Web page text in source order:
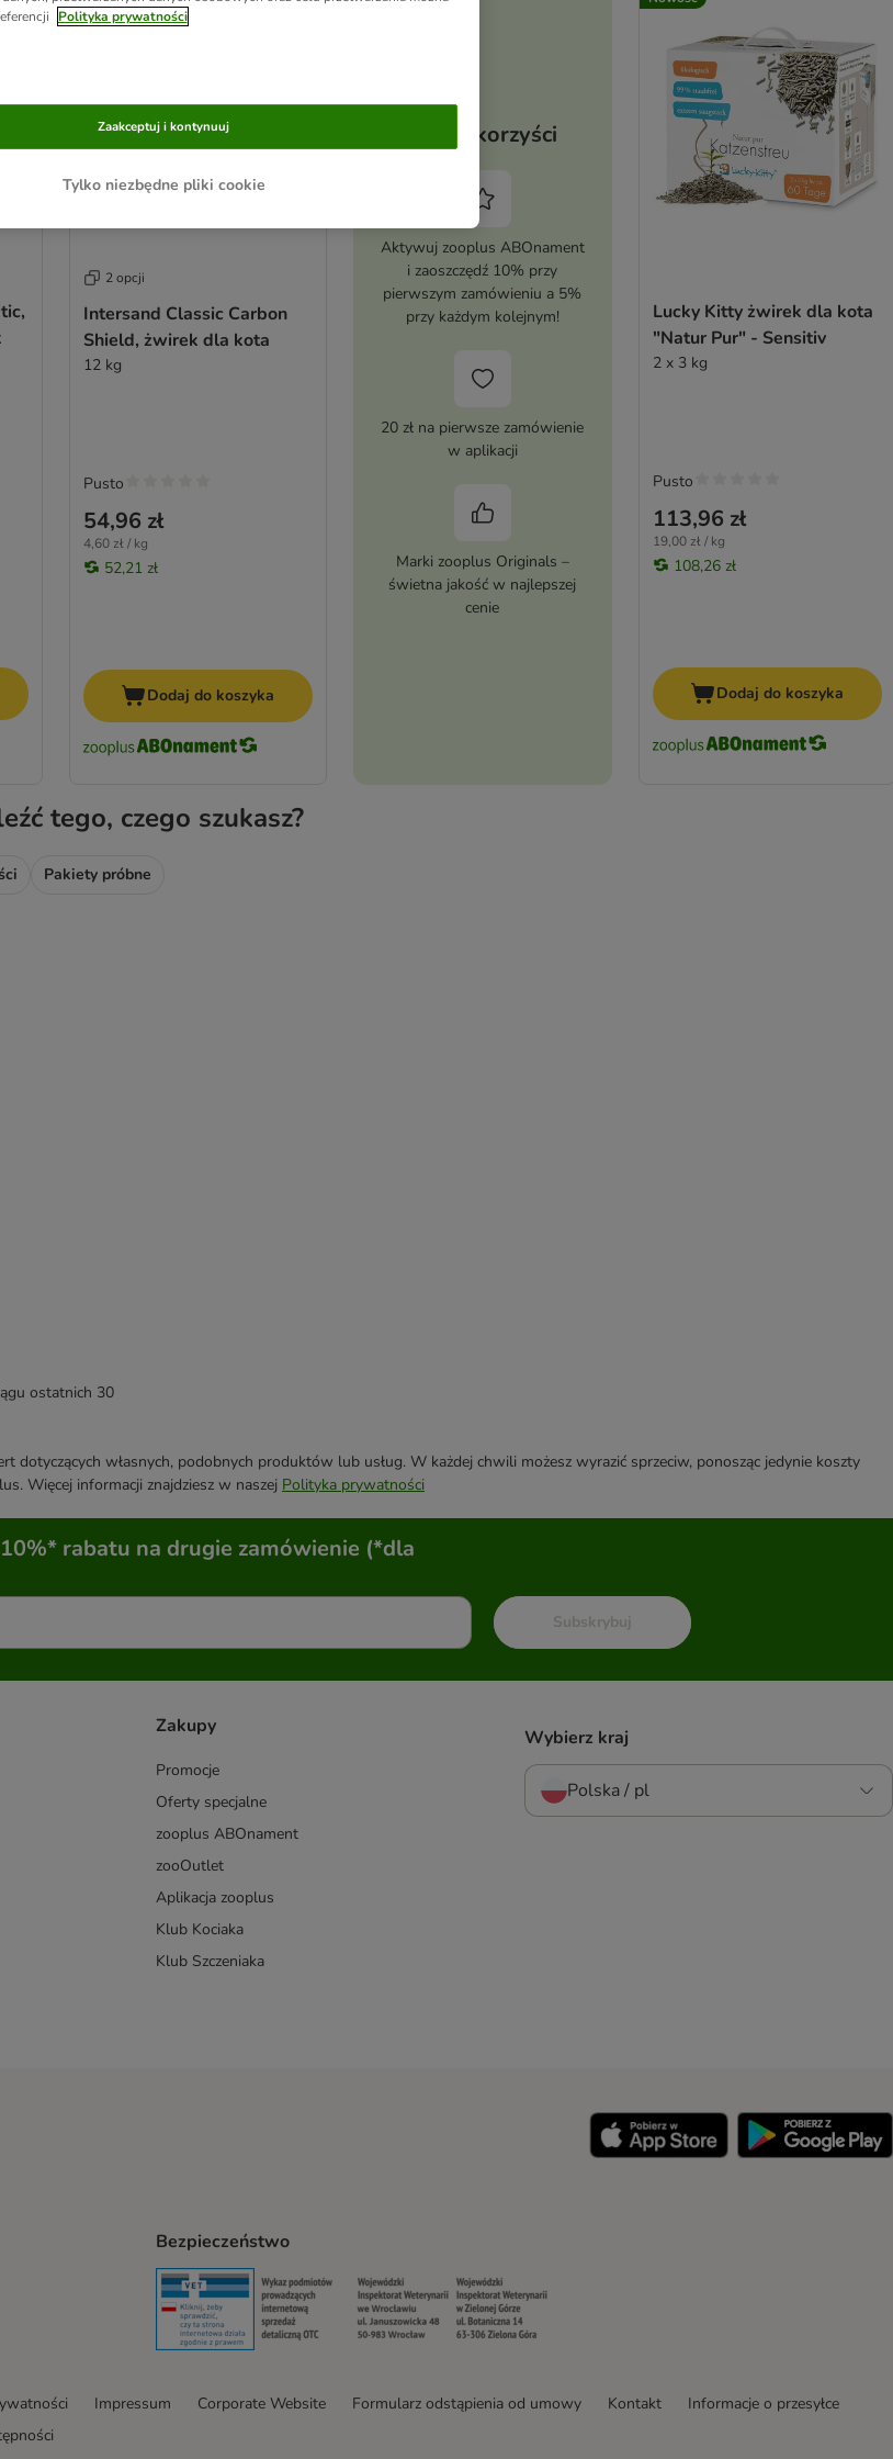
2 opcji
Intersand Classic Carbon
Shield, żwirek dla kota
12 kg
54,96 zł
4,60 zł / kg
52,21 zł
Pusto
Dodaj do koszyka
Twoje korzyści
Aktywuj zooplus ABOnament
i zaoszczędź 10% przy
pierwszym zamówieniu a 5%
przy każdym kolejnym!
20 zł na pierwsze zamówienie
w aplikacji
Marki zooplus Originals –
świetna jakość w najlepszej
cenie
Lucky Kitty żwirek dla kota
"Natur Pur" - Sensitiv
2 x 3 kg
113,96 zł
19,00 zł / kg
108,26 zł
Pusto
Dodaj do koszyka
tego, czego szukasz?
Pakiety próbne
ostatnich 30
własnych, podobnych produktów lub usług. W każdej chwili możesz wyrazić sprzeciw, ponosząc jedynie koszty
Więcej informacji znajdziesz w naszej Polityka prywatności
rabatu na drugie zamówienie (*dla
Subskrybuj
Zakupy
Promocje
Oferty specjalne
zooplus ABOnament
zooOutlet
Aplikacja zooplus
Klub Kociaka
Klub Szczeniaka
Wybierz kraj
Polska / pl
Method
Bezpieczeństwo
Security Security Security
Impressum Corporate Website Formularz odstąpienia od umowy Kontakt
Informacje o przesyłce
Polityka prywatności
Tylko niezbędne pliki cookie
Zaakceptuj i kontynuuj